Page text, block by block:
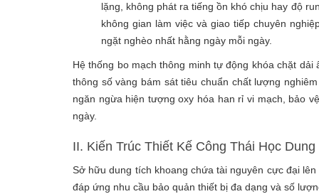
lặng, không phát ra tiếng ồn khó chịu hay độ
không gian làm việc và giao tiếp chuyên
ngặt nghèo nhất hằng ngày mỗi ngày.
Hệ thống bo mạch thông minh tự động khóa chặt
thông số vàng bám sát tiêu chuẩn chất lượng
ngăn ngừa hiện tượng oxy hóa han rỉ vi mạch, bảo
ngày.
II. Kiến Trúc Thiết Kế Công Thái Học
Sở hữu dung tích khoang chứa tài nguyên cực đại
đáp ứng nhu cầu bảo quản thiết bị đa dạng và số